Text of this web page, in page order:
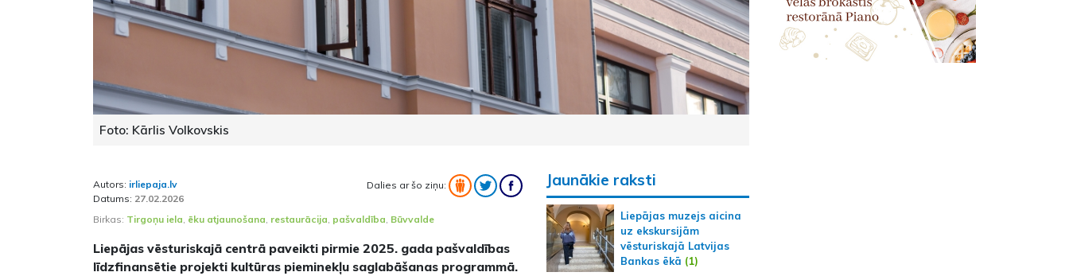
Foto: Kārlis Volkovskis
Autors: irliepaja.lv
Datums: 27.02.2026
Dalies ar šo ziņu:
Birkas: Tirgoņu iela, ēku atjaunošana, restaurācija, pašvaldība, Būvvalde
Liepājas vēsturiskajā centrā paveikti pirmie 2025. gada pašvaldības
līdzfinansētie projekti kultūras pieminekļu saglabāšanas programmā.
Jaunākie raksti
Liepājas muzejs aicina
uz ekskursijām
vēsturiskajā Latvijas
Bankas ēkā (1)